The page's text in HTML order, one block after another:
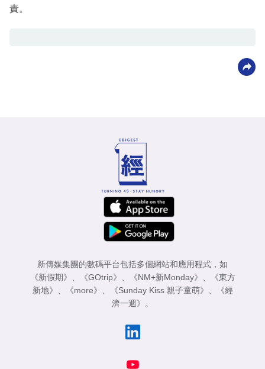
責。
新傳媒集團的數碼平台包括多個網站和應用程式，如
《新假期》
《GOtrip》 《NM+新Monday》
《東方
新地》
《more》 《Sunday Kiss 親子童萌》
《經
濟一週》
。